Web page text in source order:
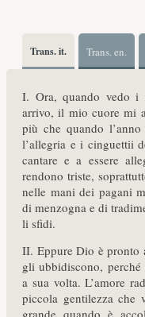
Trans. it. Trans. en.
I. Ora, quando vedo i
arrivo, il mio cuore mi
più che quando
l’allegria e i cinguettii
cantare e a essere
rendono triste,
nelle mani dei pagani
di menzogna e di
li sfidi.
II. Eppure Dio è pronto
gli ubbidiscono, perché
a sua volta. L’amore
piccola gentilezza che
grande quando è